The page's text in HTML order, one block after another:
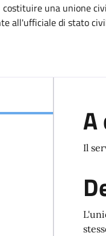
una unione
all'ufficiale di stato
A
Il